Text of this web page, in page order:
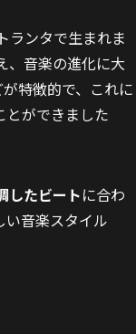
ランタで生まれま
、音楽の進化に大
特徴的で、これに
とができました
したビートに合わ
音楽スタイル